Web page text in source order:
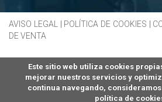
AVISO LEGAL| POLÍTICA DE COOKIES
DE VENTA
Este sitio web utiliza cookies
mejorar nuestros servicios y
continua navegando,
política de